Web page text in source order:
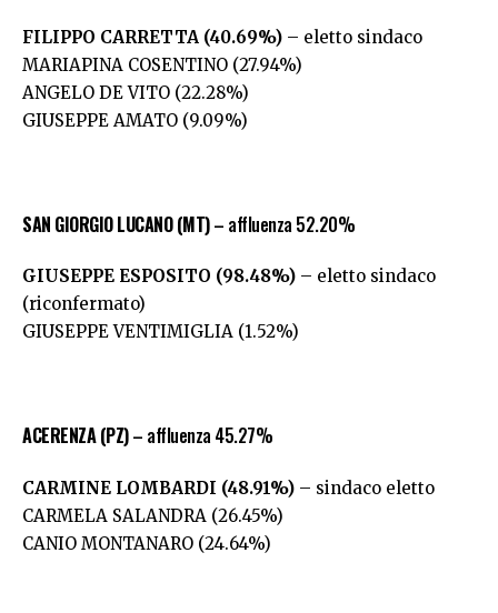
FILIPPO CARRETTA (40.69%) – eletto sindaco
MARIAPINA COSENTINO (27.94%)
ANGELO DE VITO (22.28%)
GIUSEPPE AMATO (9.09%)
SAN GIORGIO LUCANO (MT)– affluenza 52.20%
GIUSEPPE ESPOSITO (98.48%) – eletto sindaco
(riconfermato)
GIUSEPPE VENTIMIGLIA (1.52%)
ACERENZA (PZ)– affluenza 45.27%
CARMINE LOMBARDI (48.91%) – sindaco eletto
CARMELA SALANDRA (26.45%)
CANIO MONTANARO (24.64%)